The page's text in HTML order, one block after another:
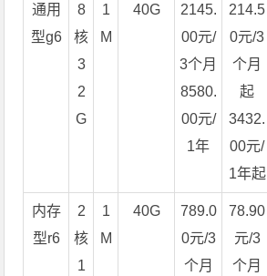
通用
型g6
8
核
3
2
G
1
M
40G
2145.
00元/
3个月
8580.
00元/
1年
214.5
0元/3
个月
起
3432.
00元/
1年起
内存
型r6
2
核
1
1
M
40G
789.0
0元/3
个月
78.90
元/3
个月